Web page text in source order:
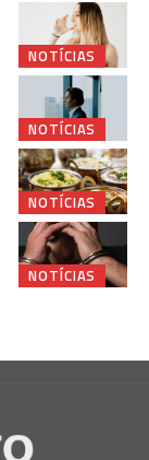
NOTÍCIAS
NOTÍCIAS
NOTÍCIAS
NOTÍCIAS